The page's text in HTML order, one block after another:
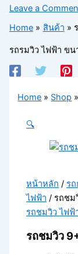
Leave a
Home
สินค้า
รถรมวิว ไฟฟ้า ข
Home » Shop
🔍
หน้าหลัก /ร
ไฟฟ้า / รถชม
รถชมวิว ไฟฟ้
รถชมวิว